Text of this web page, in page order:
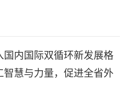
国内国际双循环新发展格
慧与力量，促进全省外